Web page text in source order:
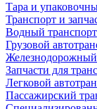
Тара и
Транспорт и
Водный транспорт
Грузовой
Железнодорожный
Запчасти для
Легковой
Пассажирский